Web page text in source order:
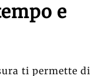
e
ti permette di